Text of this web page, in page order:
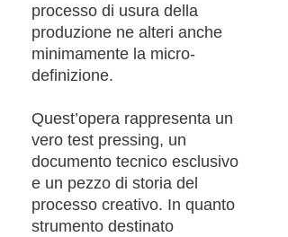
processo di usura della
produzione ne alteri anche
minimamente la micro-
definizione.
Quest’opera rappresenta un
vero test pressing, un
documento tecnico esclusivo
e un pezzo di storia del
processo creativo. In quanto
strumento destinato